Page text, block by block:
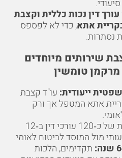
עורך דין נכות כללית וקצבת
אתא, כדי לא לפספס
נסתרות.
שירותים מיוחדים
טומשין
ייעודית: עו"ד קצבת
אתא המטפל אך ורק
צוות של כ‑120 עורכי דין ב‑12
מול המוסד לביטוח לאומי.
תקדימים, הלכות